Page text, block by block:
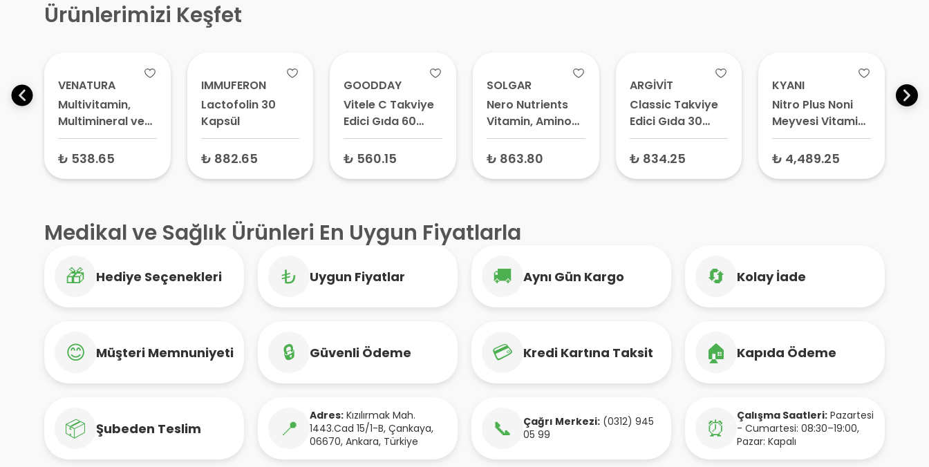
Ürünlerimizi Keşfet
VENATURA
Multivitamin,
Multimineral ve
DHA Takviye
Edici Gıda 30
Takviyesi
₺ 538.65
IMMUFERON
Lactofolin 30
Kapsül
₺ 882.65
GOODDAY
Vitele C Takviye
Edici Gıda 60
Kapsül
₺ 560.15
SOLGAR
Nero Nutrients
Vitamin, Amino
Asit ve Ginkgo
Biloba Yaprak
₺ 863.80
ARGİVİT
Classic Takviye
Edici Gıda 30
Tablet
₺ 834.25
KYANI
Nitro Plus Noni
Meyvesi Vitamin
ve Mineral İçeren
Sıvı Takviye Edici
₺ 4,489.25
Medikal ve Sağlık Ürünleri En Uygun Fiyatlarla
🎁 Hediye Seçenekleri ₺ Uygun Fiyatlar 🚚 Aynı Gün Kargo 🔄 Kolay İade
😊 Müşteri Memnuniyeti 🔒 Güvenli Ödeme 💳 Kredi Kartına Taksit 🏠 Kapıda Ödeme
📦 Şubeden Teslim 📍 Adres: Kızılırmak Mah.
1443.Cad 15/1-B, Çankaya,
06670, Ankara, Türkiye 📞 Çağrı Merkezi: (0312) 945
05 99
⏰ Çalışma Saatleri: Pazartesi
- Cumartesi: 08:30–19:00,
Pazar: Kapalı